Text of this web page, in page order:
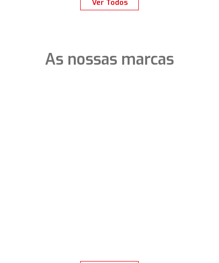
Ver Todos
As nossas marcas